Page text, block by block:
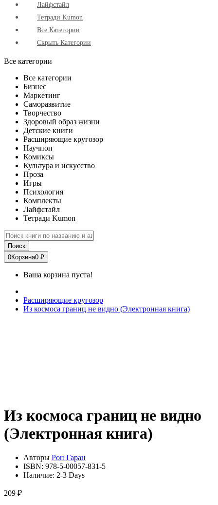
Лайфстайл
Тетради Kumon
Все Категории
Скрыть Категории
Все категории
Все категории
Бизнес
Маркетинг
Саморазвитие
Творчество
Здоровый образ жизни
Детские книги
Расширяющие кругозор
Научпоп
Комиксы
Культура и искусство
Проза
Игры
Психология
Комплекты
Лайфстайл
Тетради Kumon
Поиск
0Корзина0 ₽
Ваша корзина пуста!
Расширяющие кругозор
Из космоса границ не видно (Электронная книга)
Из космоса границ не видно
(Электронная книга)
Авторы Рон Гаран
ISBN: 978-5-00057-831-5
Наличие: 2-3 Days
209 ₽